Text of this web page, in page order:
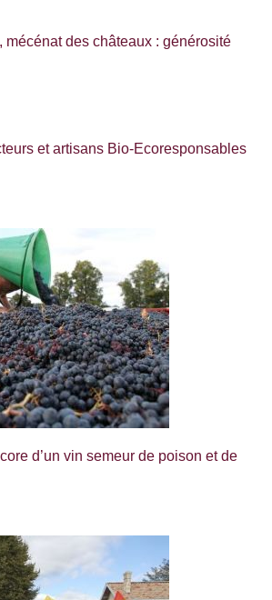
mécénat des châteaux : générosité
et artisans Bio-Ecoresponsables
d’un vin semeur de poison et de